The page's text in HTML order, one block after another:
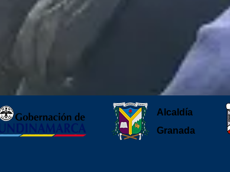
Alcaldía
Granada